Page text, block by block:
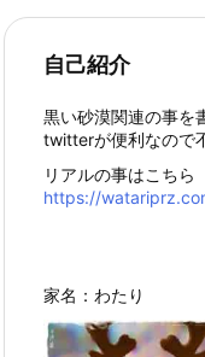
自己紹介
黒い砂漠関連の事を
twitterが便利なので
リアルの事はこちら
https://
家名：わたり